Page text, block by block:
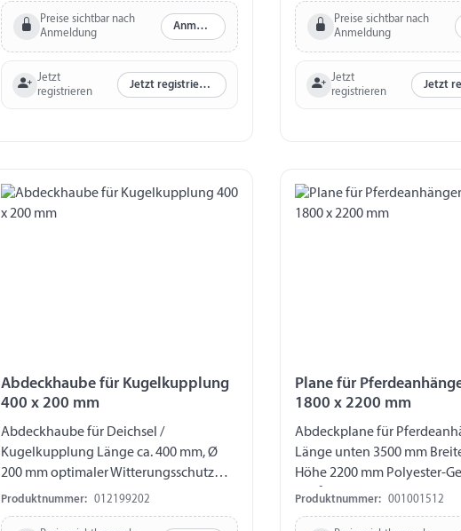
Preise sichtbar nach
Anmeldung
Anmelden
Jetzt
registrieren
Jetzt registrieren
Preise sichtbar nach
Anmeldung
Jetzt
registrieren
Abdeckhaube für Kugelkupplung
400 x 200 mm
Abdeckhaube für Deichsel /
Kugelkupplung Länge ca. 400 mm, Ø
200 mm optimaler Witterungsschutz
atmungsaktive Polyester-Gewebe 230
g/m² wasserabweisende Beschichtung
Produktnummer: 012199202
Plane für
1800 x 2200 mm
Abdeckplane für
Länge unten 3500 mm
Höhe 2200 mm Polyester-
g/m² wasserabweisende
Farbe grau Öffnung mit
Produktnummer: 001001512